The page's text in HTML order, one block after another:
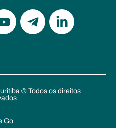
© Todos os direitos
Go